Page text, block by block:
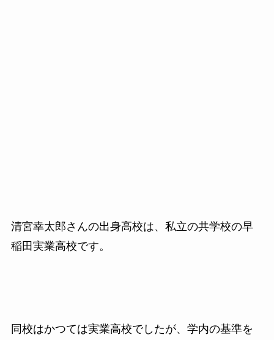
清宮幸太郎さんの出身高校は、私立の共学校の早
稲田実業高校です。
同校はかつては実業高校でしたが、学内の基準を